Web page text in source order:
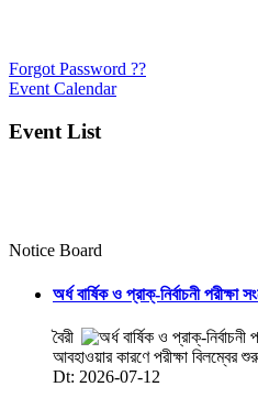
Forgot Password ??
Event Calendar
Event List
Notice Board
অর্ধ বার্ষিক ও প্রাক্-নির্বাচনী
বৈরী
আবহাওয়ার কারণে পরীক্ষা বিলম্বের
Dt: 2026-07-12